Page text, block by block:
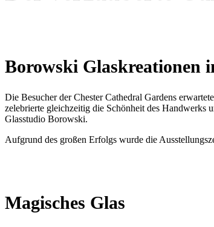
Borowski Glaskreationen
Die Besucher der Chester Cathedral Gardens
zelebrierte gleichzeitig die Schönheit des Handwerks
Glasstudio Borowski.
Aufgrund des großen Erfolgs wurde die
Magisches Glas